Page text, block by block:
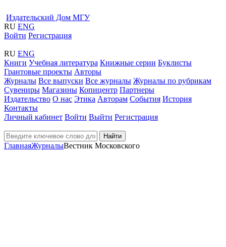
Издательский Дом МГУ
RU ENG
Войти Регистрация
RU ENG
Книги Учебная литература Книжные серии Буклисты
Грантовые проекты Авторы
Журналы Все выпуски Все журналы Журналы по рубрикам
Сувениры Магазины Копицентр Партнеры
Издательство О нас Этика Авторам События История
Контакты
Личный кабинет Войти Выйти Регистрация
Найти
ГлавнаяЖурналыВестник Московского